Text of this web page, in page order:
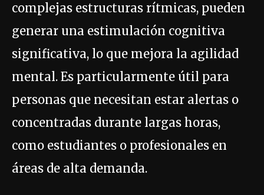
complejas estructuras rítmicas, pueden
generar una estimulación cognitiva
significativa, lo que mejora la agilidad
mental. Es particularmente útil para
personas que necesitan estar alertas o
concentradas durante largas horas,
como estudiantes o profesionales en
áreas de alta demanda.